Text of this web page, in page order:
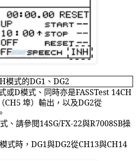
模式的DG1 、DG2
或D模式、同時亦是FASSTest 14CH
（CH5 埠）輸出，以及DG2從
、請參閱14SG/FX-22與R7008SB操
模式時， DG1與DG2從CH13與CH14